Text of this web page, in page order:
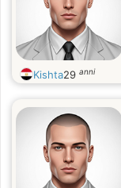
Kishta29 anni